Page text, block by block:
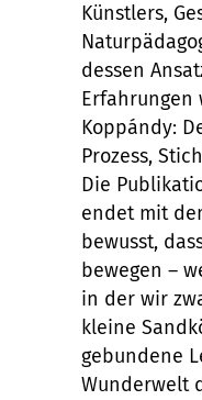
Künstlers,
dessen
Erfahrungen
Koppándy:
Prozess,
Die
endet mit
bewusst,
bewegen –
in der wir
kleine
gebundene
Wunderwelt